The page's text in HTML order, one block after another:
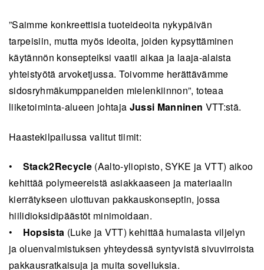
”Saimme konkreettisia tuoteideoita nykypäivän
tarpeisiin, mutta myös ideoita, joiden kypsyttäminen
käytännön konsepteiksi vaatii aikaa ja laaja-alaista
yhteistyötä arvoketjussa. Toivomme herättävämme
sidosryhmäkumppaneiden mielenkiinnon”, toteaa
liiketoiminta-alueen johtaja Jussi Manninen VTT:stä.
Haastekilpailussa valitut tiimit:
• Stack2Recycle (Aalto-yliopisto, SYKE ja VTT) aikoo
kehittää polymeereistä asiakkaaseen ja materiaalin
kierrätykseen ulottuvan pakkauskonseptin, jossa
hiilidioksidipäästöt minimoidaan.
• Hopsista (Luke ja VTT) kehittää humalasta viljelyn
ja oluenvalmistuksen yhteydessä syntyvistä sivuvirroista
pakkausratkaisuja ja muita sovelluksia.